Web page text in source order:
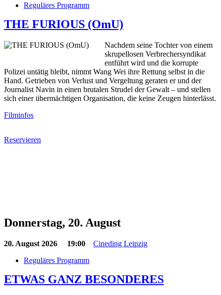
Reguläres Programm
THE FURIOUS (OmU)
Nachdem seine Tochter von einem
skrupellosen Verbrechersyndikat
entführt wird und die korrupte
Polizei untätig bleibt, nimmt Wang Wei ihre Rettung selbst in die
Hand. Getrieben von Verlust und Vergeltung geraten er und der
Journalist Navin in einen brutalen Strudel der Gewalt – und stellen
sich einer übermächtigen Organisation, die keine Zeugen hinterlässt.
Filminfos
Reservieren
Donnerstag, 20. August
20. August 2026 19:00
Cineding Leipzig
Reguläres Programm
ETWAS GANZ BESONDERES